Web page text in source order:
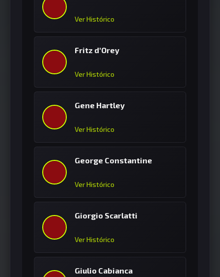
Ver Histórico
Fritz d'Orey
Ver Histórico
Gene Hartley
Ver Histórico
George Constantine
Ver Histórico
Giorgio Scarlatti
Ver Histórico
Giulio Cabianca